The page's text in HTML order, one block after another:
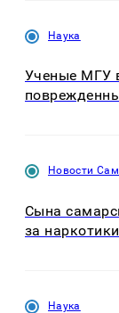
Наука
Ученые МГУ
Новости
Сына
за наркотики
Наука